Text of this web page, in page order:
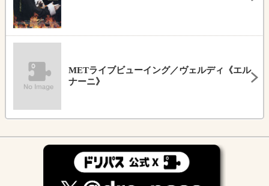
METライブビューイング／ヴェルディ《エル
ナーニ》